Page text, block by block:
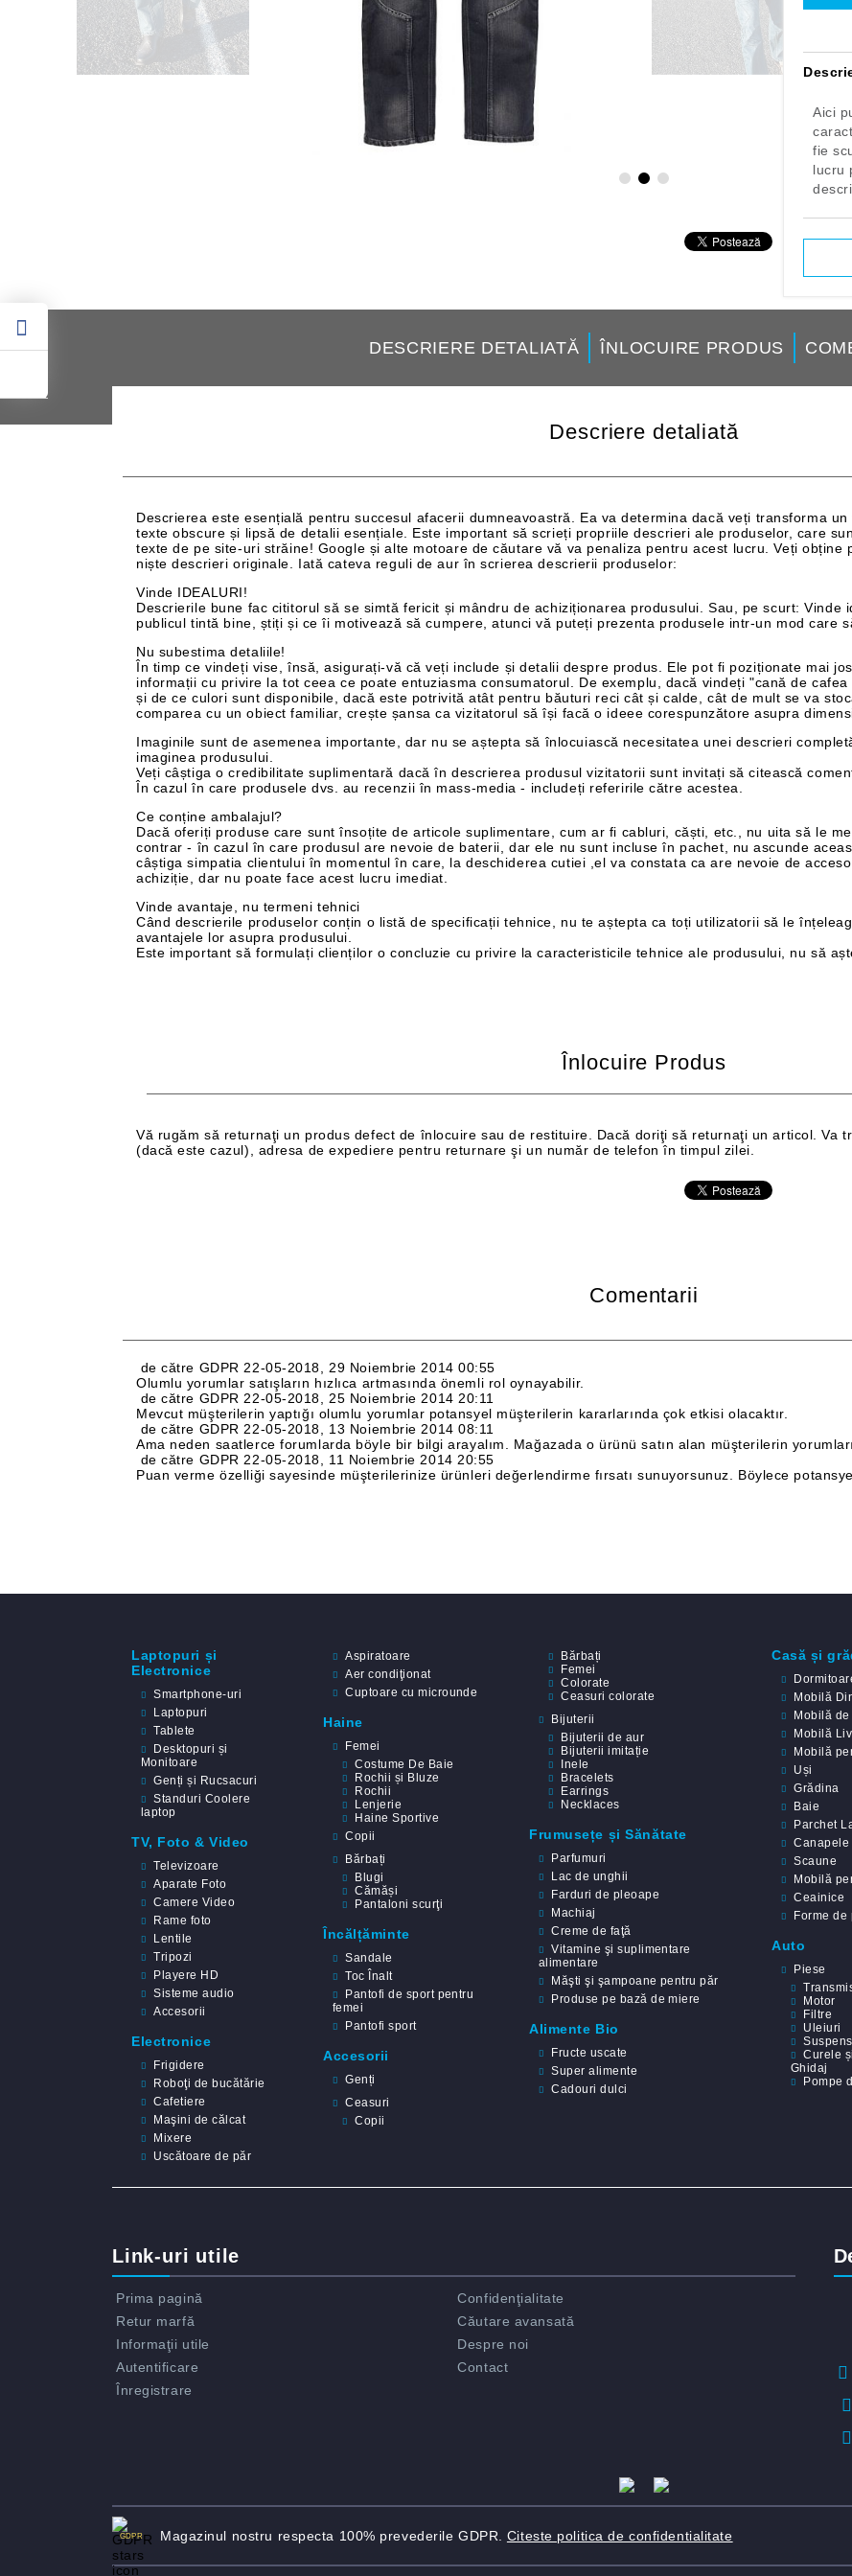
Scaune
Mobilă
Ceainice
Aici
fie
lucru
DESCRIERE DETALIATĂ ÎNLOCUIRE PRODUS
Descriere detaliată
Descrierea este esențială pentru succesul afacerii dumneavoastră. Ea va determina dacă veți transforma
texte obscure și lipsă de detalii esențiale. Este important să scrieți propriile descrieri ale produselor, care
texte de pe site-uri străine! Google și alte motoare de căutare vă va penaliza pentru acest lucru. Veți
niște descrieri originale. Iată cateva reguli de aur în scrierea descrierii produselor:
Vinde IDEALURI!
Descrierile bune fac cititorul să se simtă fericit și mândru de achiziționarea produsului. Sau, pe scurt: Vinde
publicul tintă bine, știți și ce îi motivează să cumpere, atunci vă puteți prezenta produsele intr-un mod care
Nu subestima detaliile!
În timp ce vindeți vise, însă, asigurați-vă că veți include și detalii despre produs. Ele pot fi poziționate mai
informații cu privire la tot ceea ce poate entuziasma consumatorul. De exemplu, dacă vindeți "cană de
și de ce culori sunt disponibile, dacă este potrivită atât pentru băuturi reci cât și calde, cât de mult se va
comparea cu un obiect familiar, crește șansa ca vizitatorul să își facă o ideee corespunzătore asupra
Imaginile sunt de asemenea importante, dar nu se aștepta să înlocuiască necesitatea unei descrieri
imaginea produsului.
Veți câștiga o credibilitate suplimentară dacă în descrierea produsul vizitatorii sunt invitați să citească
În cazul în care produsele dvs. au recenzii în mass-media - includeți referirile către acestea.
Ce conține ambalajul?
Dacă oferiți produse care sunt însoțite de articole suplimentare, cum ar fi cabluri, căști, etc., nu uita să le
contrar - în cazul în care produsul are nevoie de baterii, dar ele nu sunt incluse în pachet, nu ascunde
câștiga simpatia clientului în momentul în care, la deschiderea cutiei ,el va constata ca are nevoie de
achiziție, dar nu poate face acest lucru imediat.
Vinde avantaje, nu termeni tehnici
Când descrierile produselor conțin o listă de specificații tehnice, nu te aștepta ca toți utilizatorii să le
avantajele lor asupra produsului.
Este important să formulați clienților o concluzie cu privire la caracteristicile tehnice ale produsului, nu să
Înlocuire Produs
Vă rugăm să returnaţi un produs defect de înlocuire sau de restituire. Dacă doriţi să returnaţi un articol. Va
(dacă este cazul), adresa de expediere pentru returnare şi un număr de telefon în timpul zilei.
Comentarii
de către GDPR 22-05-2018
29 Noiembrie 2014 00:55
Olumlu yorumlar satışların hızlıca artmasında önemli rol oynayabilir.
de către GDPR 22-05-2018
25 Noiembrie 2014 20:11
Mevcut müşterilerin yaptığı olumlu yorumlar potansyel müşterilerin kararlarında çok etkisi olacaktır.
de către GDPR 22-05-2018
13 Noiembrie 2014 08:11
Ama neden saatlerce forumlarda böyle bir bilgi arayalım. Mağazada o ürünü satın alan müşterilerin
de către GDPR 22-05-2018
11 Noiembrie 2014 20:55
Puan verme özelliği sayesinde müşterilerinize ürünleri değerlendirme fırsatı sunuyorsunuz. Böylece
Laptopuri și
Electronice
Smartphone-uri
Laptopuri
Tablete
Desktopuri și
Monitoare
Genți și Rucsacuri
Standuri Coolere
laptop
TV, Foto & Video
Televizoare
Aparate Foto
Camere Video
Rame foto
Lentile
Tripozi
Playere HD
Sisteme audio
Accesorii
Electronice
Frigidere
Roboţi de bucătărie
Cafetiere
Maşini de călcat
Mixere
Uscătoare de păr
Aspiratoare
Aer condiţionat
Cuptoare cu microunde
Haine
Femei
Costume De Baie
Rochii și Bluze
Rochii
Lenjerie
Haine Sportive
Copii
Bărbați
Blugi
Cămăși
Pantaloni scurţi
Încălțăminte
Sandale
Toc Înalt
Pantofi de sport pentru
femei
Pantofi sport
Accesorii
Genți
Ceasuri
Copii
Bărbați
Femei
Colorate
Ceasuri colorate
Bijuterii
Bijuterii de aur
Bijuterii imitație
Inele
Bracelets
Earrings
Necklaces
Frumusețe și Sănătate
Parfumuri
Lac de unghii
Farduri de pleoape
Machiaj
Creme de faţă
Vitamine şi suplimentare
alimentare
Măşti şi şampoane pentru păr
Produse pe bază de miere
Alimente Bio
Fructe uscate
Super alimente
Cadouri dulci
Casă și
Mobilă
Mobilă
Mobilă
Mobilă
Uși
Grădina
Baie
Parchet
Canapele
Scaune
Mobilă
Ceainice
Forme de
Auto
Piese
Motor
Filtre
Uleiuri
Curele
Ghidaj
Pompe
Link-uri utile
Prima pagină
Retur marfă
Informaţii utile
Autentificare
Înregistrare
Confidenţialitate
Căutare avansată
Despre noi
Contact
GDPR Magazinul nostru respecta 100% prevederile GDPR. Citeste politica de confidentialitate